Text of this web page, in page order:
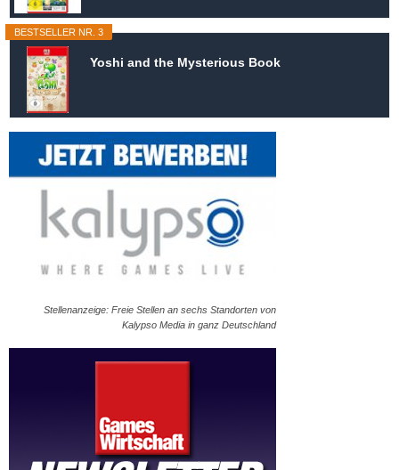
BESTSELLER NR. 3
Yoshi and the Mysterious Book
Stellenanzeige: Freie Stellen an sechs Standorten von
Kalypso Media in ganz Deutschland